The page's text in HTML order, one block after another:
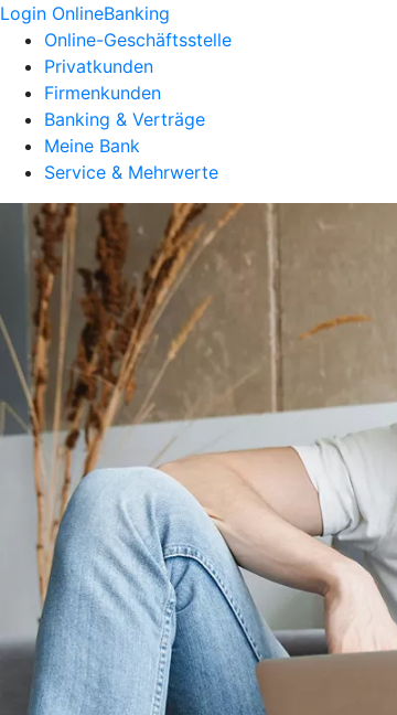
Login OnlineBanking
Online-Geschäftsstelle
Privatkunden
Firmenkunden
Banking & Verträge
Meine Bank
Service & Mehrwerte